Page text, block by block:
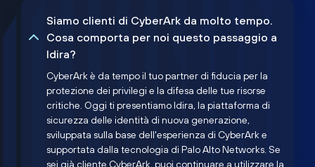
Siamo clienti di CyberArk da molto tempo.
Cosa comporta per noi questo passaggio a
Idira?
CyberArk è da tempo il tuo partner di fiducia per la
protezione dei privilegi e la difesa delle tue risorse
critiche. Oggi ti presentiamo Idira, la piattaforma di
sicurezza delle identità di nuova generazione,
sviluppata sulla base dell'esperienza di CyberArk e
supportata dalla tecnologia di Palo Alto Networks. Se
sei già cliente CyberArk, puoi continuare a utilizzare la